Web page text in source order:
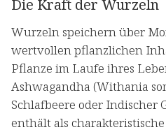
Die Kraft der Wurzeln
Wurzeln speichern über
wertvollen pflanzlichen
Pflanze im Laufe ihres
Ashwagandha (Withania
Schlafbeere oder Indischer
enthält als